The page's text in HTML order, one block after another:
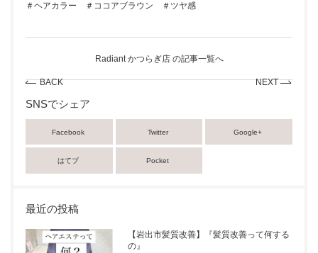
＃ヘアカラー ＃ココアブラウン ＃ツヤ感
BACK
Radiant かつらぎ店 の記事一覧へ
NEXT
SNSでシェア
Facebook Twitter Google+
はてブ Pocket
最近の投稿
【岩出市髪質改善】『髪質改善って何する
の』